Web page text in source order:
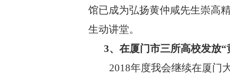
馆已成为弘扬黄仲咸先生崇高
生动讲堂。
3、在厦门市三所高校发放
2018年度我会继续在厦门